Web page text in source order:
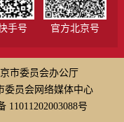
手号 官方北京号
市委员会办公厅
委员会网络媒体中心
11011202003088号